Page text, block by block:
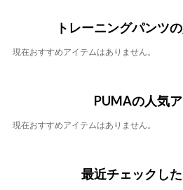
トレーニングパンツ
現在おすすめアイテムはありません。
PUMAの人気
現在おすすめアイテムはありません。
最近チェックし